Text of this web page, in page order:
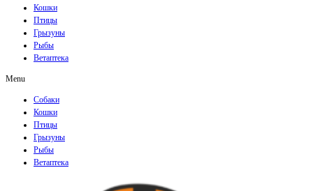
Кошки
Птицы
Грызуны
Рыбы
Ветаптека
Menu
Собаки
Кошки
Птицы
Грызуны
Рыбы
Ветаптека